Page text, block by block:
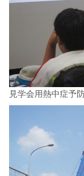
見学会用熱中症予